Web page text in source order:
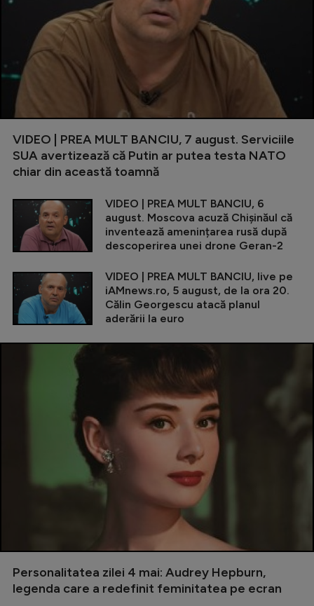
VIDEO | PREA MULT BANCIU, 7 august. Serviciile
SUA avertizează că Putin ar putea testa NATO
chiar din această toamnă
VIDEO | PREA MULT BANCIU, 6
august. Moscova acuză Chișinăul că
inventează amenințarea rusă după
descoperirea unei drone Geran-2
VIDEO | PREA MULT BANCIU, live pe
iAMnews.ro, 5 august, de la ora 20.
Călin Georgescu atacă planul
aderării la euro
Personalitatea zilei 4 mai: Audrey Hepburn,
legenda care a redefinit feminitatea pe ecran